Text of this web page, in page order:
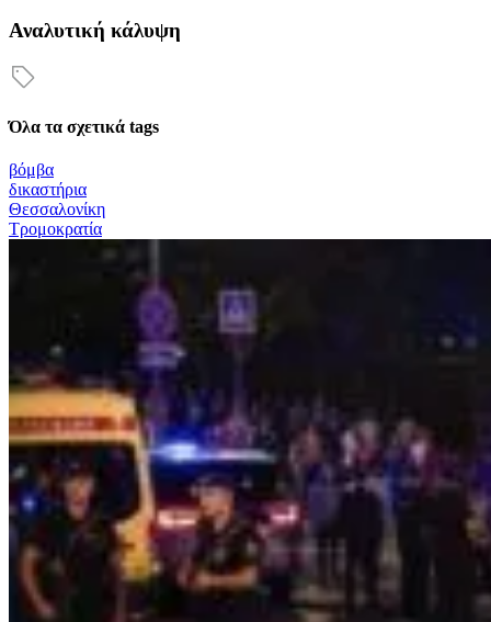
Αναλυτική κάλυψη
Όλα τα σχετικά tags
βόμβα
δικαστήρια
Θεσσαλονίκη
Τρομοκρατία